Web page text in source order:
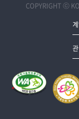
COPYRIGHT ⓒ